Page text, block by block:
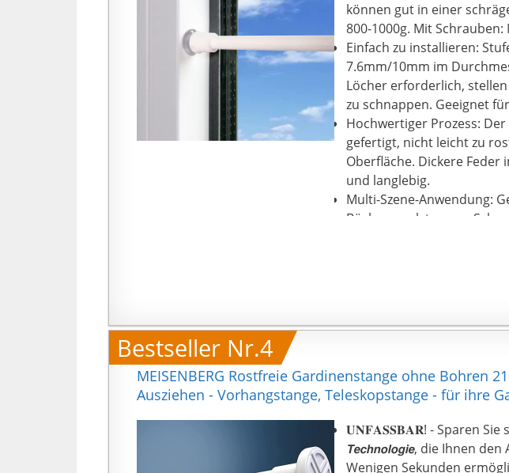
können gut in einer
800-1000g. Mit
Einfach zu installieren:
7.6mm/10mm im
Löcher erforderlich, stellen
zu schnappen. Geeignet
Hochwertiger Prozess:
gefertigt, nicht leicht zu
Oberfläche. Dickere
und langlebig.
Multi-Szene-Anwendung:
Bücherregalstangen,
Bestseller Nr.4
MEISENBERG Rostfreie Gardinenstange ohne Bohren
Ausziehen - Vorhangstange, Teleskopstange - für ihre
𝐔𝐍𝐅𝐀𝐒𝐒𝐁𝐀𝐑! - Sparen Sie
𝙏𝙚𝙘𝙝𝙣𝙤𝙡𝙤𝙜𝙞𝙚, die Ihnen
Wenigen Sekunden